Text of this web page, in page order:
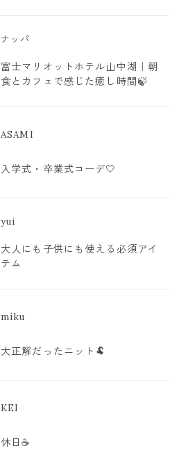
ナッパ
富士マリオットホテル山中湖｜朝
食とカフェで感じた癒し時間🍃
ASAMI
入学式・卒業式コーデ🤍
yui
大人にも子供にも使える必須アイ
テム
miku
大正解だったニット🐏
KEI
休日☕️